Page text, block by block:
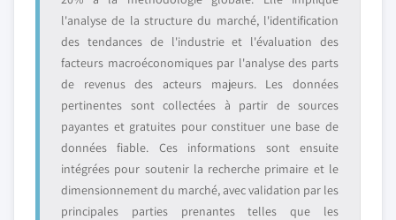
l'analyse de la structure du marché, l'identification
des tendances de l'industrie et l'évaluation des
facteurs macroéconomiques par l'analyse des parts
de revenus des acteurs majeurs. Les données
pertinentes sont collectées à partir de sources
payantes et gratuites pour constituer une base de
données fiable. Ces informations sont ensuite
intégrées pour soutenir la recherche primaire et le
dimensionnement du marché, avec validation par les
principales parties prenantes telles que les